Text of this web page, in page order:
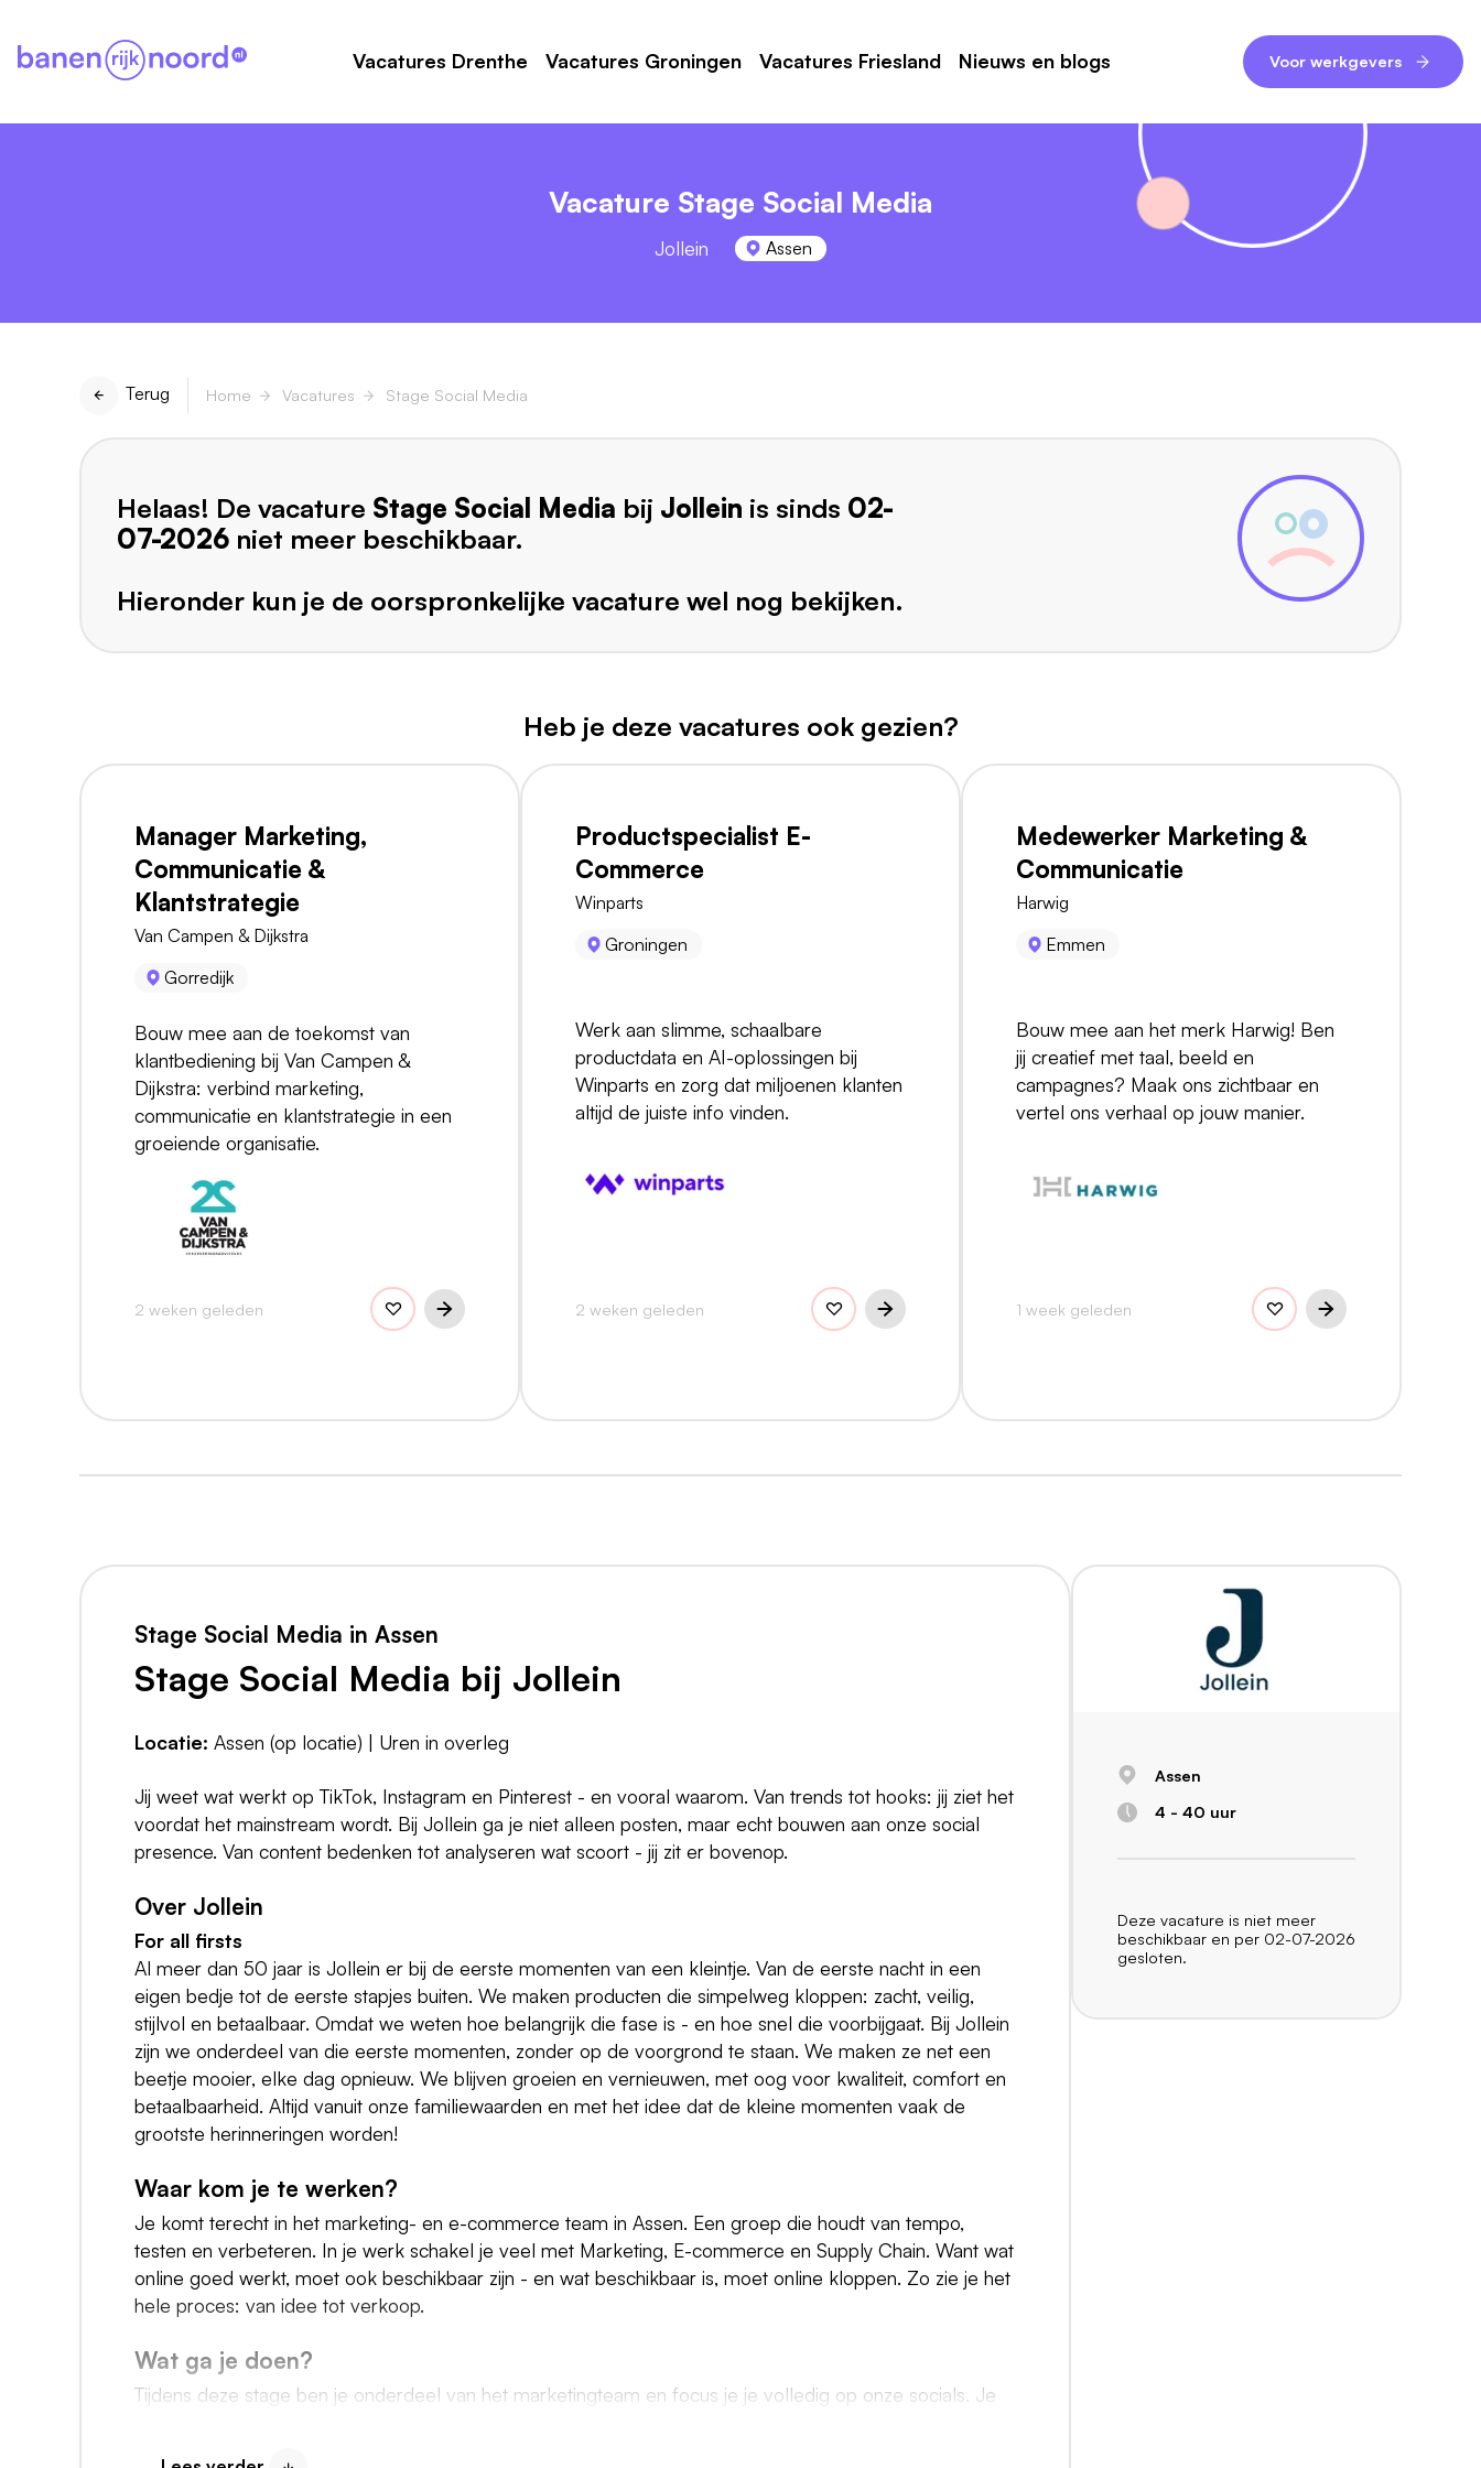
Vacatures Drenthe Vacatures Groningen Vacatures Friesland Nieuws en blogs Voor werkgevers
Vacature Stage Social Media
Jollein Assen
Terug Home Vacatures Stage Social Media
Helaas! De vacature Stage Social Media bij Jollein is sinds 02-
07-2026 niet meer beschikbaar.
Hieronder kun je de oorspronkelijke vacature wel nog bekijken.
Heb je deze vacatures ook gezien?
Manager Marketing,
Communicatie &
Klantstrategie
Van Campen & Dijkstra
Gorredijk
Bouw mee aan de toekomst van
klantbediening bij Van Campen &
Dijkstra: verbind marketing,
communicatie en klantstrategie in een
groeiende organisatie.
2 weken geleden
Productspecialist E-
Commerce
Winparts
Groningen
Werk aan slimme, schaalbare
productdata en AI-oplossingen bij
Winparts en zorg dat miljoenen klanten
altijd de juiste info vinden.
2 weken geleden
Medewerker Marketing &
Communicatie
Harwig
Emmen
Bouw mee aan het merk Harwig! Ben
jij creatief met taal, beeld en
campagnes? Maak ons zichtbaar en
vertel ons verhaal op jouw manier.
1 week geleden
Stage Social Media in Assen
Stage Social Media bij Jollein
Locatie: Assen (op locatie) | Uren in overleg
Jij weet wat werkt op TikTok, Instagram en Pinterest - en vooral waarom. Van trends tot hooks: jij ziet het
voordat het mainstream wordt. Bij Jollein ga je niet alleen posten, maar echt bouwen aan onze social
presence. Van content bedenken tot analyseren wat scoort - jij zit er bovenop.
Over Jollein
For all firsts
Al meer dan 50 jaar is Jollein er bij de eerste momenten van een kleintje. Van de eerste nacht in een
eigen bedje tot de eerste stapjes buiten. We maken producten die simpelweg kloppen: zacht, veilig,
stijlvol en betaalbaar. Omdat we weten hoe belangrijk die fase is - en hoe snel die voorbijgaat. Bij Jollein
zijn we onderdeel van die eerste momenten, zonder op de voorgrond te staan. We maken ze net een
beetje mooier, elke dag opnieuw. We blijven groeien en vernieuwen, met oog voor kwaliteit, comfort en
betaalbaarheid. Altijd vanuit onze familiewaarden en met het idee dat de kleine momenten vaak de
grootste herinneringen worden!
Waar kom je te werken?
Je komt terecht in het marketing- en e-commerce team in Assen. Een groep die houdt van tempo,
testen en verbeteren. In je werk schakel je veel met Marketing, E-commerce en Supply Chain. Want wat
online goed werkt, moet ook beschikbaar zijn - en wat beschikbaar is, moet online kloppen. Zo zie je het
hele proces: van idee tot verkoop.
Wat ga je doen?
Tijdens deze stage ben je onderdeel van het marketingteam en focus je je volledig op onze socials. Je
Assen
4 - 40 uur
Deze vacature is niet meer
beschikbaar en per 02-07-2026
gesloten.